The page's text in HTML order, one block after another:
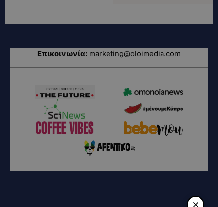
Επικοινωνία: marketing@oloimedia.com